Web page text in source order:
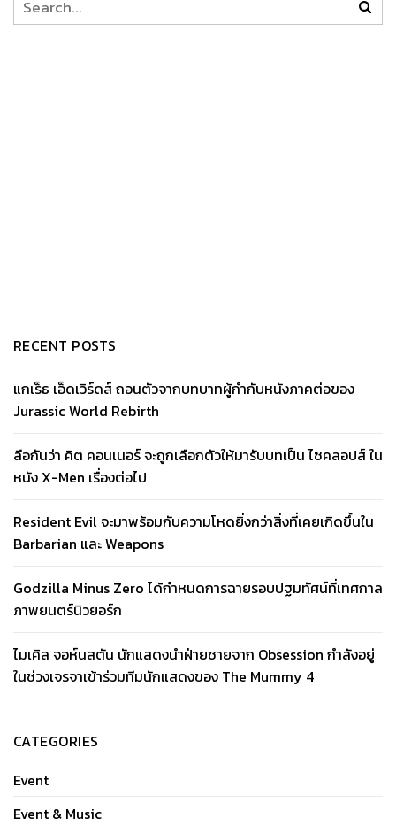
RECENT POSTS
แกเร็ธ เอ็ดเวิร์ดส์ ถอนตัวจากบทบาทผู้กำกับหนังภาคต่อของ
Jurassic World Rebirth
ลือกันว่า คิต คอนเนอร์ จะถูกเลือกตัวให้มารับบทเป็น ไซคลอปส์ ใน
หนัง X-Men เรื่องต่อไป
Resident Evil จะมาพร้อมกับความโหดยิ่งกว่าสิ่งที่เคยเกิดขึ้นใน
Barbarian และ Weapons
Godzilla Minus Zero ได้กำหนดการฉายรอบปฐมทัศน์ที่เทศกาล
ภาพยนตร์นิวยอร์ก
ไมเคิล จอห์นสตัน นักแสดงนำฝ่ายชายจาก Obsession กำลังอยู่
ในช่วงเจรจาเข้าร่วมทีมนักแสดงของ The Mummy 4
CATEGORIES
Event
Event & Music